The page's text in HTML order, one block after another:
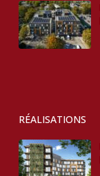
RÉALISATIONS